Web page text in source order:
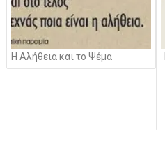
H Αλήθεια και το Ψέμα